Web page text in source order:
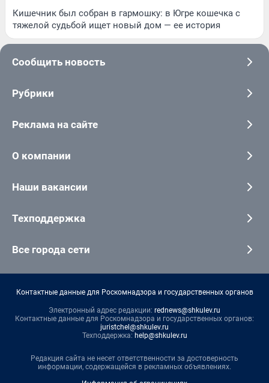
Кишечник был собран в гармошку: в Югре кошечка с
тяжелой судьбой ищет новый дом — ее история
Сообщить новость
Рубрики
Реклама на сайте
О компании
Наши вакансии
Техподдержка
Все города сети
Контактные данные для Роскомнадзора и государственных органов
Электронный адрес редакции: rednews@shkulev.ru
Контактные данные для Роскомнадзора и государственных органов:
juristchel@shkulev.ru
Техподдержка: help@shkulev.ru
Редакция сайта не несет ответственности за достоверность
информации, содержащейся в рекламных объявлениях.